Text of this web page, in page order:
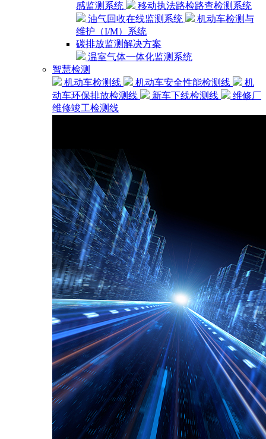
感监测系统
移动执法路检路查检测系统
油气回收在线监测系统
机动车检测与
维护（I/M）系统
碳排放监测解决方案
温室气体一体化监测系统
智慧检测
机动车检测线
机动车安全性能检测线
机
动车环保排放检测线
新车下线检测线
维修厂
维修竣工检测线